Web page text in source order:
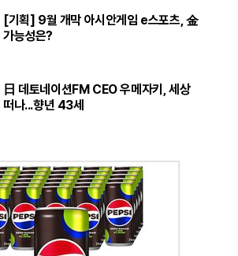
[기획] 9월 개막 아시안게임 e스포츠, 金
가능성은?
日 데토네이션FM CEO 우메자키, 세상
떠나...향년 43세